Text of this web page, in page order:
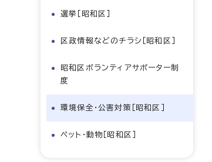
選挙［昭和区］
区政情報などのチラシ［昭和区］
昭和区ボランティアサポーター制
度
環境保全・公害対策［昭和区］
ペット・動物［昭和区］